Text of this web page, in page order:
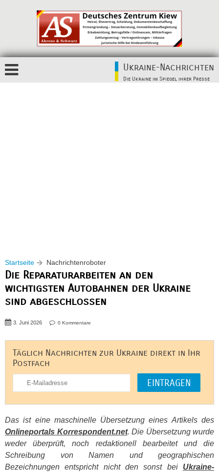
Ukraine-Nachrichten
Die Ukraine im Spiegel ihrer Presse
Startseite Nachrichtenroboter
Die Reparaturarbeiten an den
wichtigsten Autobahnen der Ukraine
sind abgeschlossen
3. Juni 2026 0 Kommentare
Täglich Nachrichten zur Ukraine direkt in Ihr
Postfach
Das ist eine maschinelle Übersetzung eines Artikels des
Onlineportals Korrespondent.net. Die Übersetzung wurde
weder überprüft, noch redaktionell bearbeitet und die
Schreibung von Namen und geographischen
Bezeichnungen entspricht nicht den sonst bei Ukraine-